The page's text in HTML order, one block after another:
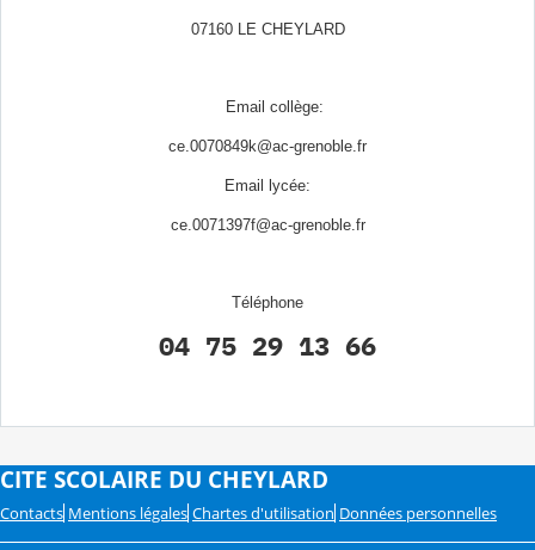
07160 LE CHEYLARD
Email collège:
ce.0070849k@ac-grenoble.fr
Email lycée:
ce.0071397f@ac-grenoble.fr
Téléphone
04 75 29 13 66
CITE SCOLAIRE DU CHEYLARD
Contacts Mentions légales Chartes d'utilisation Données personnelles